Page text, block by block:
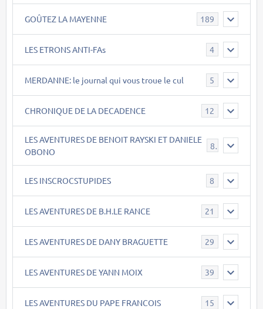
GOÛTEZ LA MAYENNE 189
LES ETRONS ANTI-FAs 4
MERDANNE: le journal qui vous troue le cul 5
CHRONIQUE DE LA DECADENCE 12
LES AVENTURES DE BENOIT RAYSKI ET DANIELE
OBONO
8
LES INSCROCSTUPIDES 8
LES AVENTURES DE B.H.LE RANCE 21
LES AVENTURES DE DANY BRAGUETTE 29
LES AVENTURES DE YANN MOIX 39
LES AVENTURES DU PAPE FRANCOIS 15